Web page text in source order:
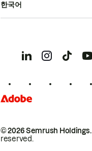
© 2026 Semrush Holdings.
reserved.
한국어